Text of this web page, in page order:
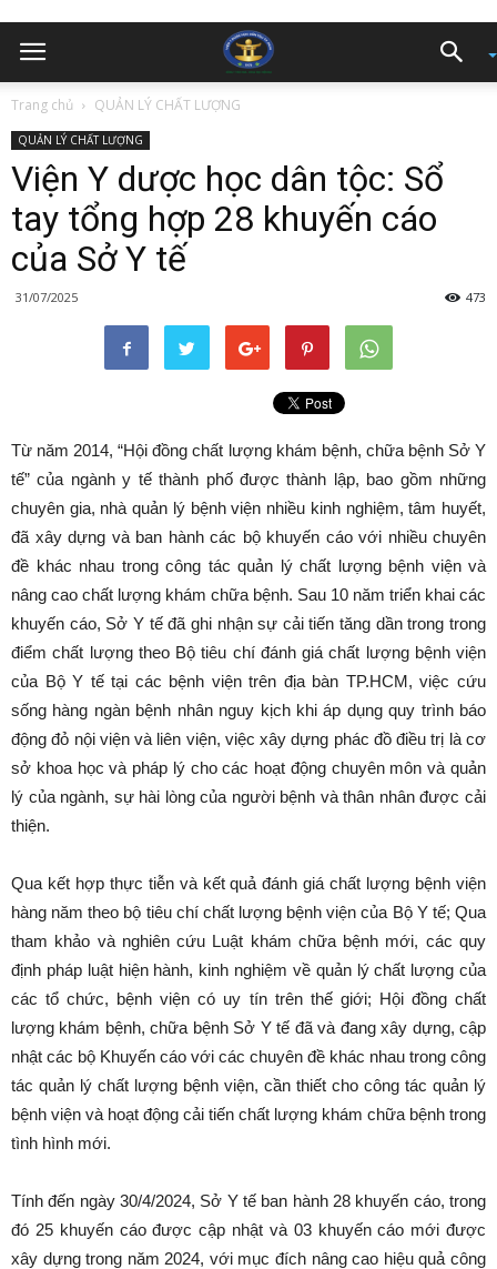
Trang chủ QUẢN LÝ CHẤT LƯỢNG
QUẢN LÝ CHẤT LƯỢNG
Viện Y dược học dân tộc: Sổ
tay tổng hợp 28 khuyến cáo
của Sở Y tế
31/07/2025 473
Từ năm 2014, “Hội đồng chất lượng khám bệnh, chữa bệnh Sở Y
tế” của ngành y tế thành phố được thành lập, bao gồm những
chuyên gia, nhà quản lý bệnh viện nhiều kinh nghiệm, tâm huyết,
đã xây dựng và ban hành các bộ khuyến cáo với nhiều chuyên
đề khác nhau trong công tác quản lý chất lượng bệnh viện và
nâng cao chất lượng khám chữa bệnh. Sau 10 năm triển khai các
khuyến cáo, Sở Y tế đã ghi nhận sự cải tiến tăng dần trong trong
điểm chất lượng theo Bộ tiêu chí đánh giá chất lượng bệnh viện
của Bộ Y tế tại các bệnh viện trên địa bàn TP.HCM, việc cứu
sống hàng ngàn bệnh nhân nguy kịch khi áp dụng quy trình báo
động đỏ nội viện và liên viện, việc xây dựng phác đồ điều trị là cơ
sở khoa học và pháp lý cho các hoạt động chuyên môn và quản
lý của ngành, sự hài lòng của người bệnh và thân nhân được cải
thiện.
Qua kết hợp thực tiễn và kết quả đánh giá chất lượng bệnh viện
hàng năm theo bộ tiêu chí chất lượng bệnh viện của Bộ Y tế; Qua
tham khảo và nghiên cứu Luật khám chữa bệnh mới, các quy
định pháp luật hiện hành, kinh nghiệm về quản lý chất lượng của
các tổ chức, bệnh viện có uy tín trên thế giới; Hội đồng chất
lượng khám bệnh, chữa bệnh Sở Y tế đã và đang xây dựng, cập
nhật các bộ Khuyến cáo với các chuyên đề khác nhau trong công
tác quản lý chất lượng bệnh viện, cần thiết cho công tác quản lý
bệnh viện và hoạt động cải tiến chất lượng khám chữa bệnh trong
tình hình mới.
Tính đến ngày 30/4/2024, Sở Y tế ban hành 28 khuyến cáo, trong
đó 25 khuyến cáo được cập nhật và 03 khuyến cáo mới được
xây dựng trong năm 2024, với mục đích nâng cao hiệu quả công